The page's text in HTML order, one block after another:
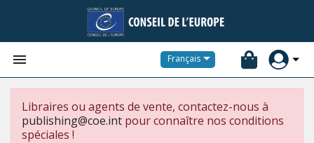
 Français
Libraires ou agents de vente, contactez-nous à
publishing@coe.int pour connaître nos conditions
spéciales !